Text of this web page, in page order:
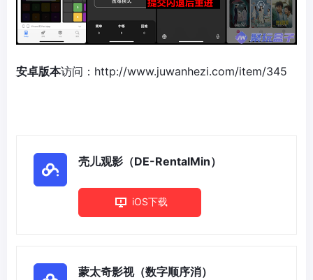
安卓版本访问： http://www.juwanhezi.com/item/345
壳儿观影（DE-RentalMin）
iOS下载
蒙太奇影视（数字顺序消）